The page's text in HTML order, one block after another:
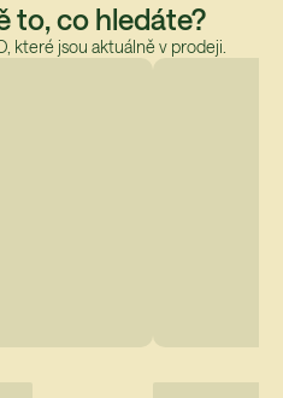
to, co hledáte?
které jsou aktuálně v prodeji.